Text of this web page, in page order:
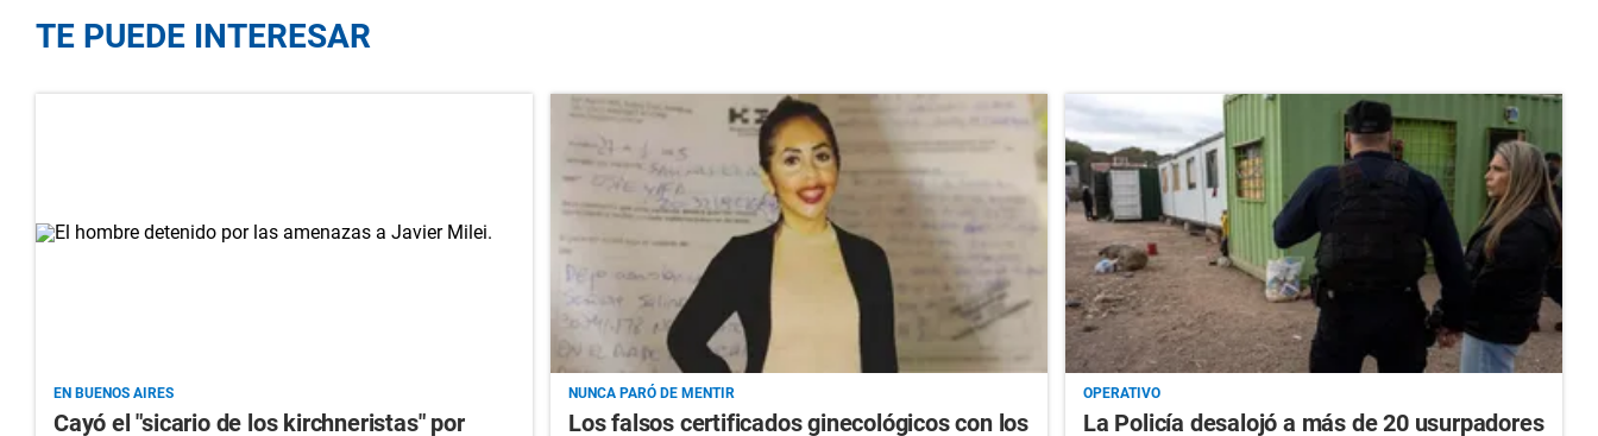
TE PUEDE INTERESAR
EN BUENOS AIRES
Cayó el "sicario de los kirchneristas" por
NUNCA PARÓ DE MENTIR
Los falsos certificados ginecológicos con los
OPERATIVO
La Policía desalojó a más de 20 usurpadores